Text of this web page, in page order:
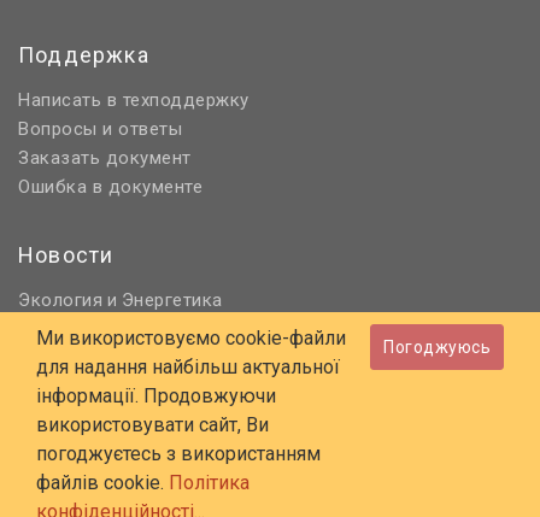
Поддержка
Написать в техподдержку
Вопросы и ответы
Заказать документ
Ошибка в документе
Новости
Экология и Энергетика
Нормативное регулирование
Строительство и проектирование
Охрана труда и ПБ
© 2006 - 2026 Все права защищены
E-mail:
online@budstandart.com
Ми використовуємо cookie-файли
для надання найбільш актуальної
інформації. Продовжуючи
використовувати сайт, Ви
погоджуєтесь з використанням
файлів cookie. Політика
конфіденційності...
Погоджуюсь